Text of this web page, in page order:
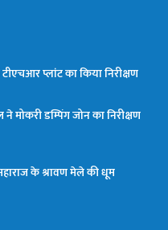
प्लांट का किया निरीक्षण
मोकरी डम्पिंग जोन का निरीक्षण
के श्रावण मेले की धूम